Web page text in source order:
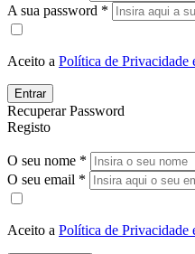
A sua password *
Aceito a Política de Privacidade
Entrar
Recuperar Password
Registo
O seu nome *
O seu email *
Aceito a Política de Privacidade